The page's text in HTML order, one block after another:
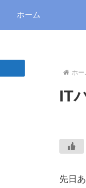
ホーム
ホー
IT
先日